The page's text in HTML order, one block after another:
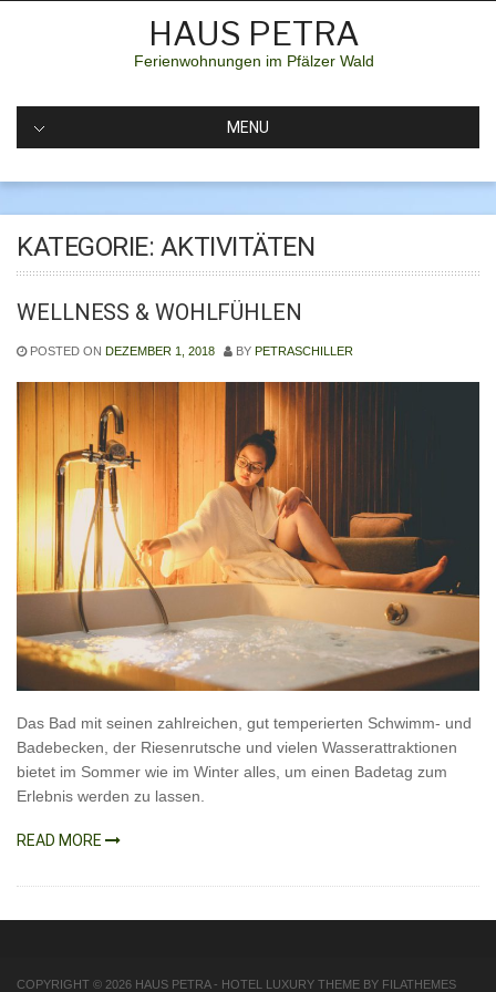
HAUS PETRA
Ferienwohnungen im Pfälzer Wald
MENU
KATEGORIE: AKTIVITÄTEN
WELLNESS & WOHLFÜHLEN
POSTED ON DEZEMBER 1, 2018 BY PETRASCHILLER
Das Bad mit seinen zahlreichen, gut temperierten Schwimm- und
Badebecken, der Riesenrutsche und vielen Wasserattraktionen
bietet im Sommer wie im Winter alles, um einen Badetag zum
Erlebnis werden zu lassen.
READ MORE
COPYRIGHT © 2026 HAUS PETRA- HOTEL LUXURY THEME BY FILATHEMES